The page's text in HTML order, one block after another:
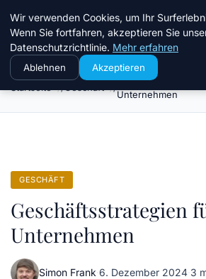
Chinavisum24
Geschäftsstrategien
Unternehmen
GESCHÄFT
Geschäftsstrategien
Unternehmen
Simon Frank·6. Dezember 2024·3
Wir verwenden Cookies, um Ihr
Wenn Sie fortfahren, akzeptieren Sie
Datenschutzrichtlinie. Mehr erfahren
Ablehnen Akzeptieren